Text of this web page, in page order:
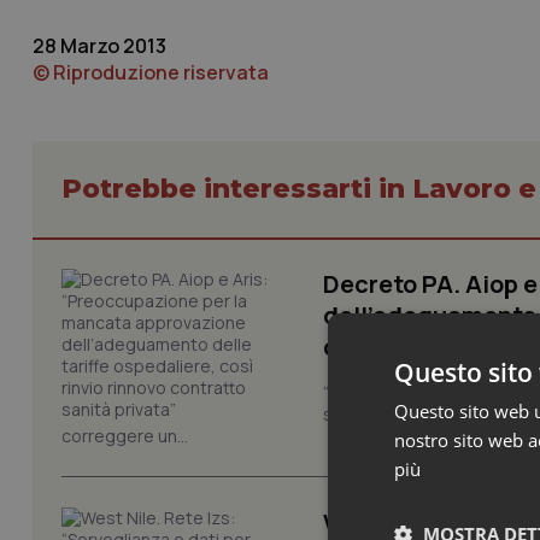
28 Marzo 2013
© Riproduzione riservata
Potrebbe interessarti in Lavoro
Decreto PA. Aiop
contratto sanità
“Nel Decreto PA era
sull'adeguamento delle
correggere un...
West Nile. Rete
Questo
Questo sito web
nostro sito web
più
MOSTRA